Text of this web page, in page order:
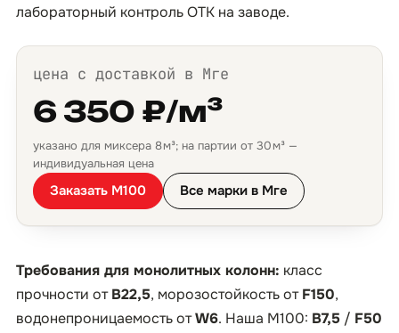
лабораторный контроль ОТК на заводе.
цена с доставкой в Мге
6 350 ₽/м³
указано для миксера 8 м³; на партии от 30 м³ —
индивидуальная цена
Заказать М100 Все марки в Мге
Требования для монолитных колонн: класс
прочности отB22,5, морозостойкость отF150,
водонепроницаемость отW6. Наша М100: B7,5 / F50